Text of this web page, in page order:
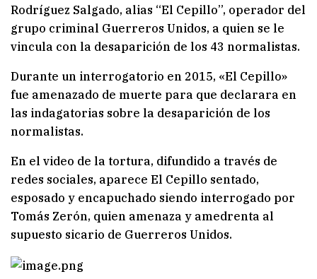
Rodríguez Salgado, alias “El Cepillo”, operador del
grupo criminal Guerreros Unidos, a quien se le
vincula con la desaparición de los 43 normalistas.
Durante un interrogatorio en 2015, «El Cepillo»
fue amenazado de muerte para que declarara en
las indagatorias sobre la desaparición de los
normalistas.
En el video de la tortura, difundido a través de
redes sociales, aparece El Cepillo sentado,
esposado y encapuchado siendo interrogado por
Tomás Zerón, quien amenaza y amedrenta al
supuesto sicario de Guerreros Unidos.